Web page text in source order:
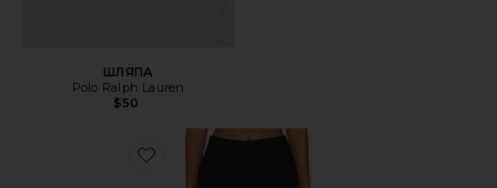
ШЛЯПА
Polo Ralph Lauren
$50
Favorite КАПРИ CHAYA